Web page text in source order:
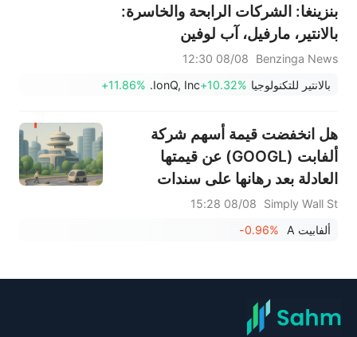
بنزينغا: الشركات الرابحة والخاسرة:
بالانتير، مارفيل، آب لوفين
Benzinga News
08/08 12:30
بالانتير للتكنولوجيا +10.32%
IonQ, Inc.
+11.86%
هل انخفضت قيمة أسهم شركة
ألفابت (GOOGL) عن قيمتها
العادلة بعد رهانها على سندات
الذكاء الاصطناعي؟
Simply Wall St
08/08 15:28
ألفابيت A
-0.96%